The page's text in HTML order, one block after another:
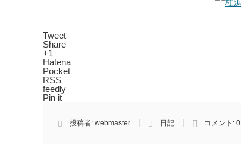
Tweet
Share
+1
Hatena
Pocket
RSS
feedly
Pin it
投稿者: webmaster 日記 コメント: 0